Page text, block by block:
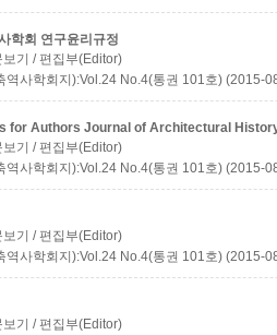
학회 연구윤리규정
기 / 편집부(Editor)
역사학회지):Vol.24 No.4(통권 101호) (2015-
for Authors Journal of Architectural
기 / 편집부(Editor)
역사학회지):Vol.24 No.4(통권 101호) (2015-
기 / 편집부(Editor)
역사학회지):Vol.24 No.4(통권 101호) (2015-
기 / 편집부(Editor)